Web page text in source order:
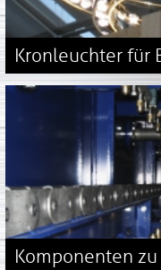
Kronleuchter für
Komponenten